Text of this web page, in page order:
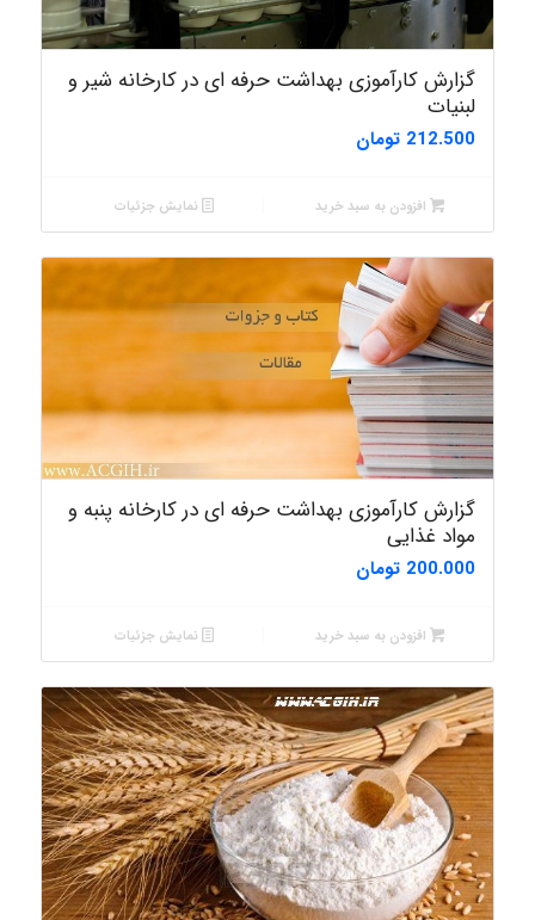
گزارش کارآموزی بهداشت حرفه ای در کارخانه شیر و
لبنیات
212.500 تومان
افزودن به سبد خرید نمایش جزئیات
گزارش کارآموزی بهداشت حرفه ای در کارخانه پنبه و
مواد غذایی
200.000 تومان
افزودن به سبد خرید نمایش جزئیات